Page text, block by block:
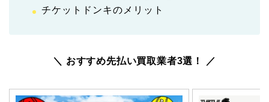
チケットドンキのメリット
＼ おすすめ先払い買取業者3選！ ／